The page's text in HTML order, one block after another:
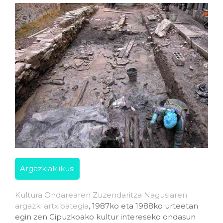
Argazkiak ikusi
Kultura Ondarearen Zuzendaritza Nagusiaren
argazki artxibategia, 1987ko eta 1988ko urteetan
egin zen Gipuzkoako kultur intereseko ondasun